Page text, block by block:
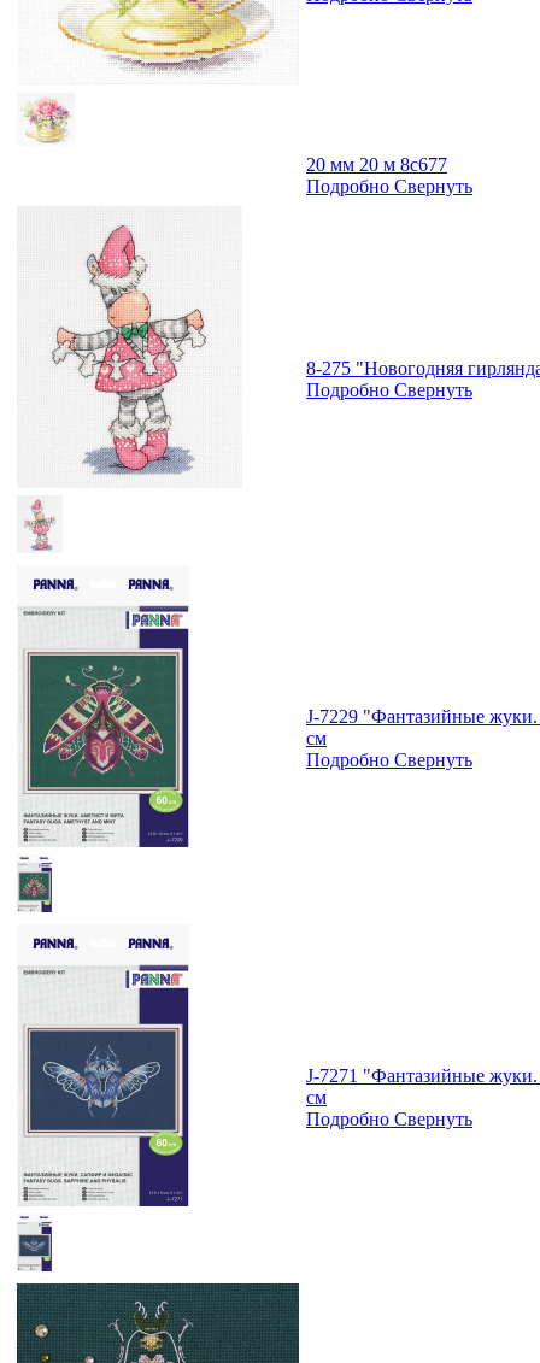
20 мм 20 м 8с677
Подробно Свернуть
8-275 "Новогодняя
Подробно Свернуть
J-7229 "Фантазийные
см
Подробно Свернуть
J-7271 "Фантазийные
см
Подробно Свернуть